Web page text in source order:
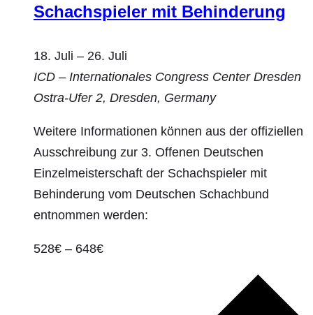
Schachspieler mit Behinderung
18. Juli – 26. Juli
ICD – Internationales Congress Center Dresden
Ostra-Ufer 2, Dresden, Germany
Weitere Informationen können aus der offiziellen
Ausschreibung zur 3. Offenen Deutschen
Einzelmeisterschaft der Schachspieler mit
Behinderung vom Deutschen Schachbund
entnommen werden:
528€ – 648€